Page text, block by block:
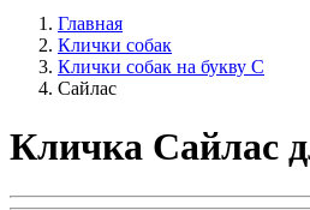
Главная
Клички собак
Клички собак на букву С
Сайлас
Кличка Сайлас